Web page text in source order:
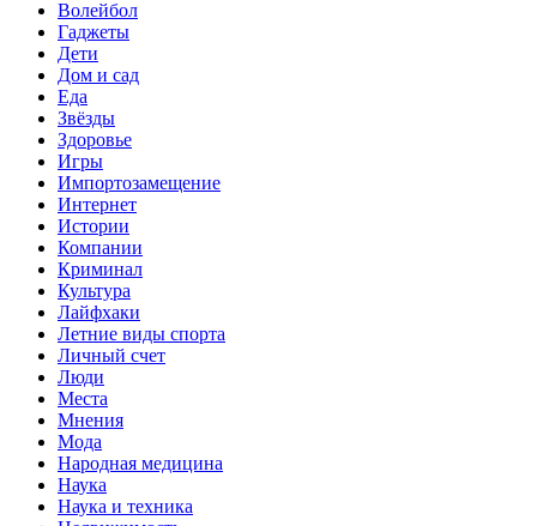
Волейбол
Гаджеты
Дети
Дом и сад
Еда
Звёзды
Здоровье
Игры
Импортозамещение
Интернет
Истории
Компании
Криминал
Культура
Лайфхаки
Летние виды спорта
Личный счет
Люди
Места
Мнения
Мода
Народная медицина
Наука
Наука и техника